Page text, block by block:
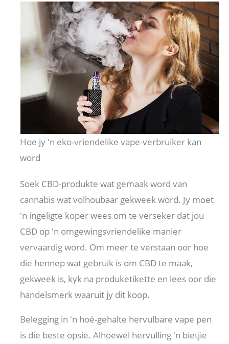
Hoe jy 'n eko-vriendelike vape-verbruiker kan
word
Soek CBD-produkte wat gemaak word van
cannabis wat volhoubaar gekweek word. Jy moet
'n ingeligte koper wees om te verseker dat jou
CBD op 'n omgewingsvriendelike manier
vervaardig word. Om meer te verstaan ​​oor hoe
die hennep wat gebruik is om CBD te maak,
gekweek is, kyk na produketikette en lees oor die
handelsmerk waaruit jy dit koop.
Belegging in 'n hoë-gehalte hervulbare vape pen
is die beste opsie. Alhoewel hervulling 'n bietjie